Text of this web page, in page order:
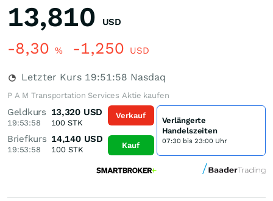
13,810 USD
-8,30 % -1,250 USD
Letzter Kurs 19:51:58 Nasdaq
P A M Transportation Services Aktie kaufen
Geldkurs
19:53:58
13,320 USD
100 STK
Briefkurs
19:53:58
14,140 USD
100STK
Verkauf
Kauf
Verlängerte
Handelszeiten
07:30 bis 23:00 Uhr